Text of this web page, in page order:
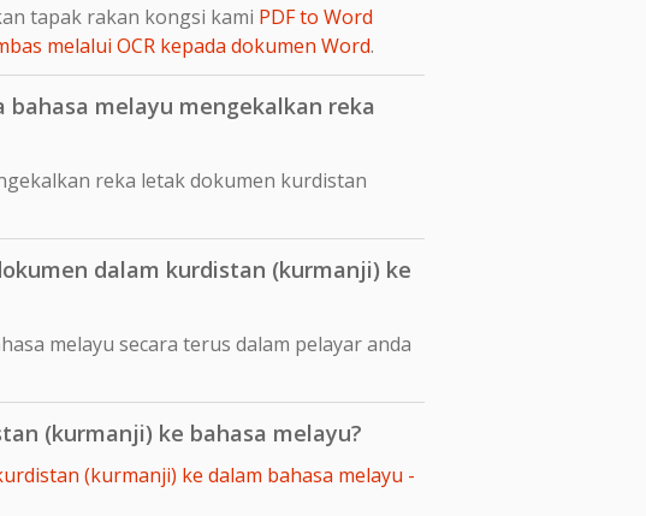
tapak rakan kongsi kami PDF to Word
melalui OCR kepada dokumen Word.
melayu mengekalkan reka
reka letak dokumen kurdistan
dalam kurdistan (kurmanji) ke
melayu secara terus dalam pelayar anda
(kurmanji) ke bahasa melayu?
(kurmanji) ke dalam bahasa melayu -